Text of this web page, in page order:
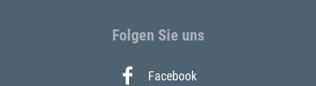
Folgen Sie uns
Facebook